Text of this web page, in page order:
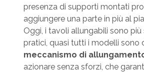
presenza di supporti montati
aggiungere una parte in più al
Oggi, i tavoli allungabili sono più
pratici, quasi tutti i modelli sono
meccanismo di
azionare senza sforzi, che